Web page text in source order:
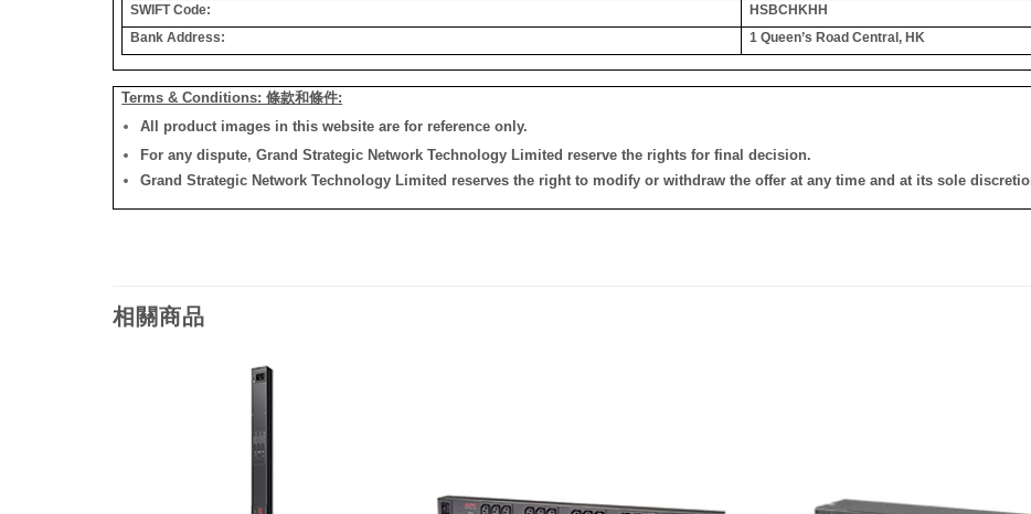
SWIFT Code:
HSBCHKHH
Bank Address:
1 Queen’s Road Central, HK
Terms & Conditions: 條款和條件:
All product images in this website are for reference only.
For any dispute, Grand Strategic Network Technology Limited reserve the rights for final decision.
Grand Strategic Network Technology Limited reserves the right to modify or withdraw the offer at any time and at its sole
相關商品